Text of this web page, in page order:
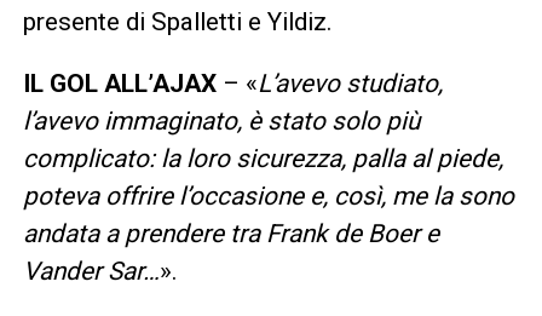
presente di Spalletti e Yildiz.
IL GOL ALL’AJAX – «L’avevo studiato,
l’avevo immaginato, è stato solo più
complicato: la loro sicurezza, palla al piede,
poteva offrire l’occasione e, così, me la sono
andata a prendere tra Frank de Boer e
Vander Sar…».